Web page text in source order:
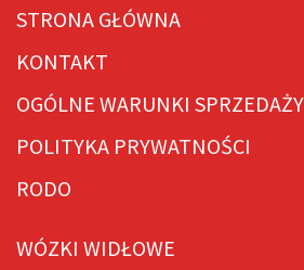
STRONA GŁÓWNA
KONTAKT
OGÓLNE WARUNKI SPRZEDAŻY
POLITYKA PRYWATNOŚCI
RODO
WÓZKI WIDŁOWE